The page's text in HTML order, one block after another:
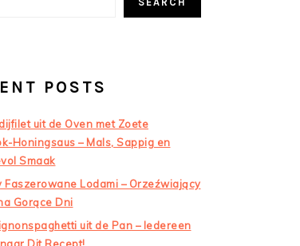
POSTS
uit de Oven met Zoete
Honingsaus – Mals, Sappig en
Smaak
Faszerowane Lodami – Orzeźwiający
Gorące Dni
uit de Pan – Iedereen